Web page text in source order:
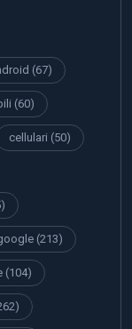
(67)
(60)
cellulari (50)
(213)
(104)